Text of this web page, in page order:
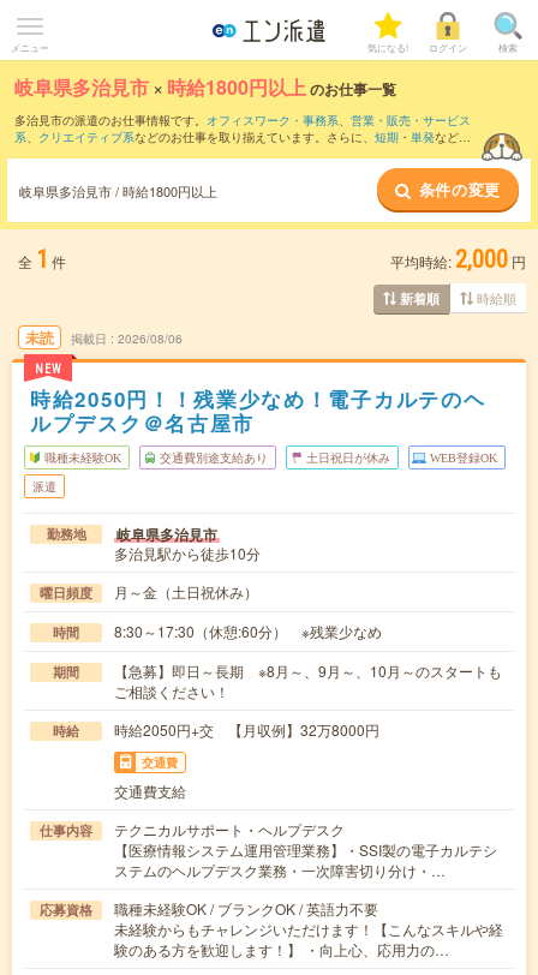
メニュー 気になる! ログイン 検索
岐阜県多治見市 × 時給1800円以上のお仕事一覧
多治見市の派遣のお仕事情報です。 オフィスワーク・事務系、 営業・販売・サービス
系、 クリエイティブ系などのお仕事を取り揃えています。さらに、 短期 ・ 単発などの
岐阜県多治見市 / 時給1800円以上 条件の変更
全 1 件 平均時給: 2,000 円
新着順 時給順
未読
NEW
掲載日 2026/08/06
時給2050円！！残業少なめ！電子カルテのヘ
ルプデスク＠名古屋市
職種未経験OK 交通費別途支給あり 土日祝日が休み WEB登録OK
派遣
勤務地 岐阜県多治見市
多治見駅から徒歩10分
曜日頻度 月～金（土日祝休み）
時間 8:30～17:30（休憩:60分） ※残業少なめ
期間
【急募】即日～長期 ※8月～、9月～、10月～のスタートも
ご相談ください！
時給 時給2050円+交 【月収例】32万8000円
交通費
交通費支給
仕事内容
テクニカルサポート・ヘルプデスク
【医療情報システム運用管理業務】・SSI製の電子カルテシ
ステムのヘルプデスク業務・一次障害切り分け・…
応募資格
職種未経験OK / ブランクOK / 英語力不要
未経験からもチャレンジいただけます！【こんなスキルや経
験のある方を歓迎します！】 ・向上心、応用力の…